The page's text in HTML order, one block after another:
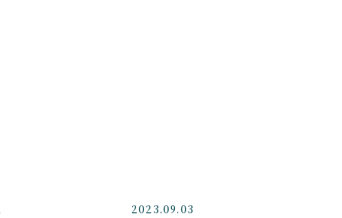
2023.09.03